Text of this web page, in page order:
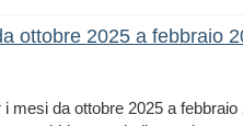
ottobre 2025 a febbraio
mesi da ottobre 2025 a